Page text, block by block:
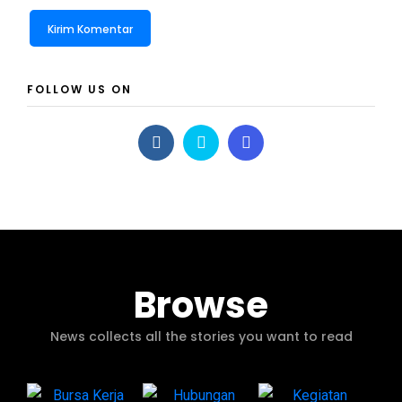
FOLLOW US ON
Browse
News collects all the stories you want to read